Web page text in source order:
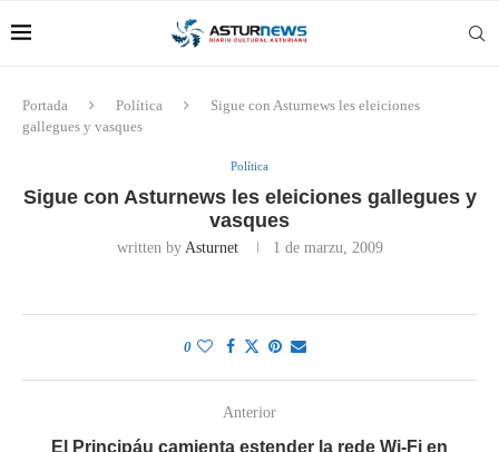
Portada Política
Sigue con Asturnews les eleiciones
gallegues y vasques
Política
Sigue con Asturnews les eleiciones gallegues y
vasques
written by Asturnet 1 de marzu, 2009
0
Anterior
El Principáu camienta estender la rede Wi-Fi en